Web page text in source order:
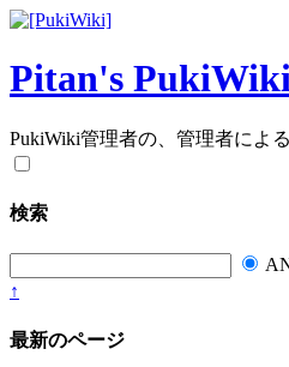
Pitan's
PukiWiki管理者の、管理者によ
検索
↑
最新のページ